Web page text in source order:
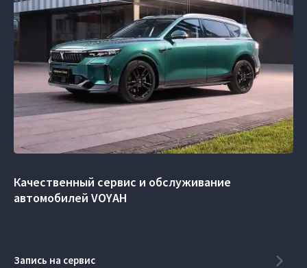
Качественный сервис и обслуживание
автомобилей VOYAH
Запись на сервис